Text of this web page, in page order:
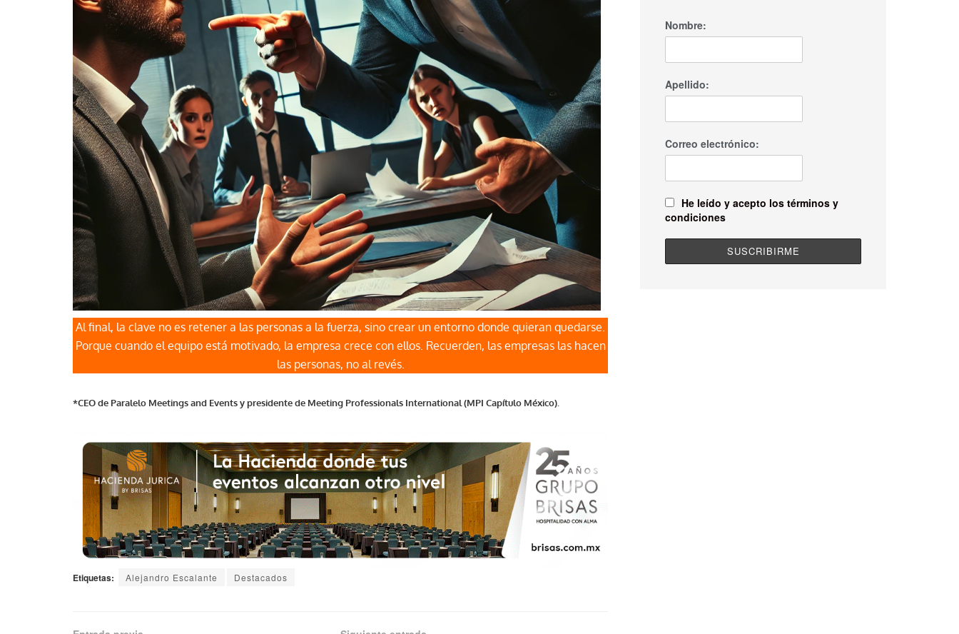
Al final, la clave no es retener a las personas a la fuerza, sino crear un entorno donde quieran quedarse.
Porque cuando el equipo está motivado, la empresa crece con ellos. Recuerden, las empresas las hacen
las personas, no al revés.
*CEO de Paralelo Meetings and Events y presidente de Meeting Professionals International (MPI Capítulo México).
Etiquetas: Alejandro Escalante Destacados
Nombre:
Apellido:
Correo electrónico:
He leído y acepto los términos y
condiciones